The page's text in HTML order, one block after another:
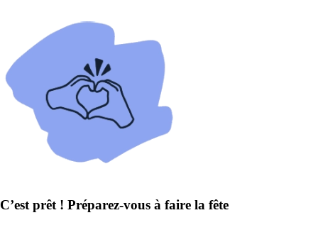
C’est prêt ! Préparez-vous à faire la fête